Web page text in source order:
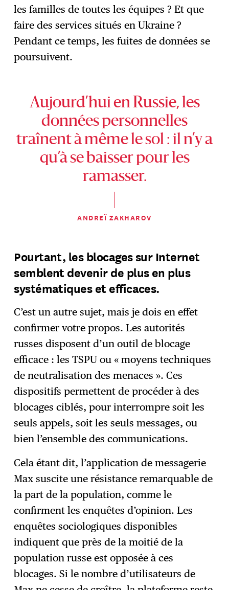
les familles de toutes les équipes ? Et que
faire des services situés en Ukraine ?
Pendant ce temps, les fuites de données se
poursuivent.
Aujourd’hui en Russie, les
données personnelles
traînent à même le sol : il n’y a
qu’à se baisser pour les
ramasser.
ANDREÏ ZAKHAROV
Pourtant, les blocages sur Internet
semblent devenir de plus en plus
systématiques et efficaces.
C’est un autre sujet, mais je dois en effet
confirmer votre propos. Les autorités
russes disposent d’un outil de blocage
efficace : les TSPU ou « moyens techniques
de neutralisation des menaces ». Ces
dispositifs permettent de procéder à des
blocages ciblés, pour interrompre soit les
seuls appels, soit les seuls messages, ou
bien l’ensemble des communications.
Cela étant dit, l’application de messagerie
Max suscite une résistance remarquable de
la part de la population, comme le
confirment les enquêtes d’opinion. Les
enquêtes sociologiques disponibles
indiquent que près de la moitié de la
population russe est opposée à ces
blocages. Si le nombre d’utilisateurs de